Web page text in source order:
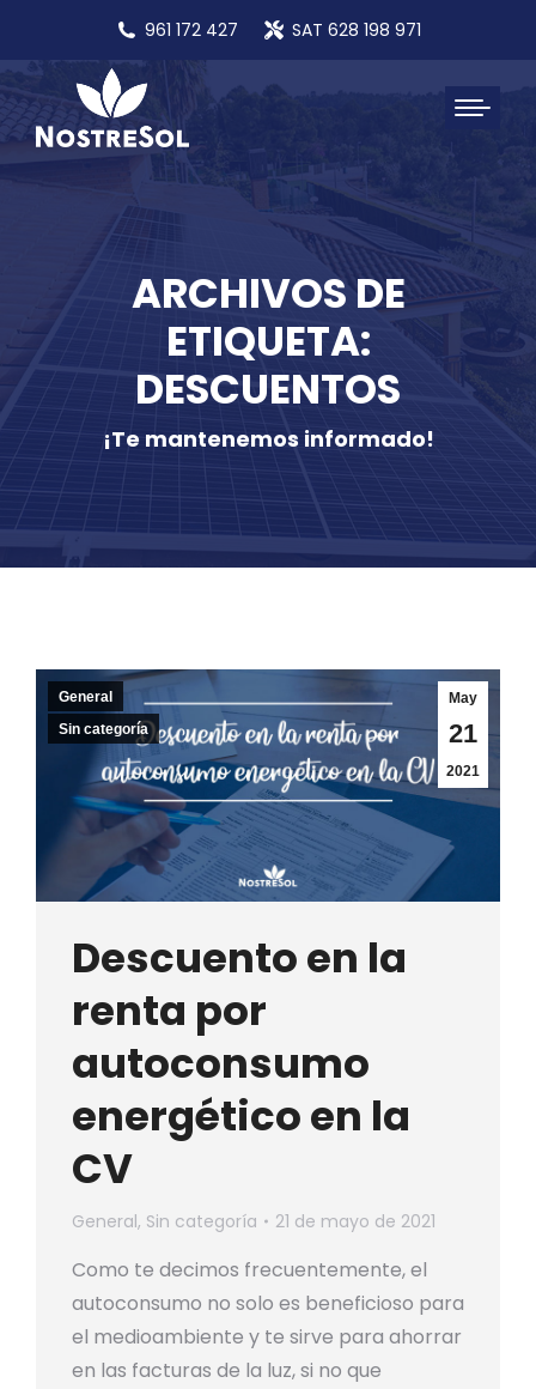
961 172 427 SAT 628 198 971
ARCHIVOS DE
ETIQUETA:
DESCUENTOS
¡Te mantenemos informado!
May
21
2021
General
Sin categoría
Descuento en la
renta por
autoconsumo
energético en la
CV
General, Sin categoría 21 de mayo de 2021
Como te decimos frecuentemente, el
autoconsumo no solo es beneficioso para
el medioambiente y te sirve para ahorrar
en las facturas de la luz, si no que